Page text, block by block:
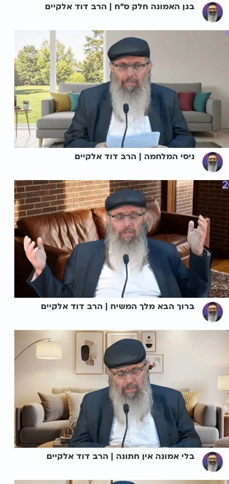
בגן האמונה חלק ס"ח | הרב דוד אלקיים
ניסי המלחמה | הרב דוד אלקיים
ברוך הבא מלך המשיח | הרב דוד אלקיים
בלי אמונה אין חתונה | הרב דוד אלקיים